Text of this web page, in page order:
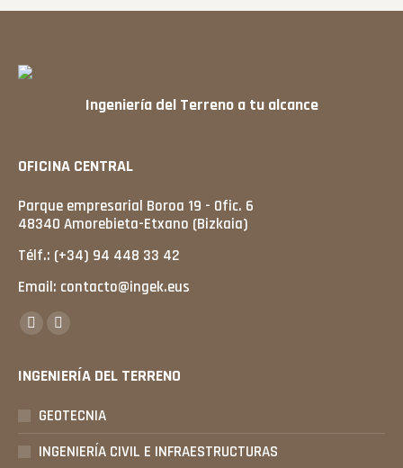
Ingeniería del Terreno a tu alcance
OFICINA CENTRAL
Parque empresarial Boroa 19 - Ofic. 6
48340 Amorebieta-Etxano (Bizkaia)
Télf.: (+34) 94 448 33 42
Email: contacto@ingek.eus
Encuéntranos en:
X
se
en
una
LinkedIn
se
en
una
INGENIERÍA DEL TERRENO
GEOTECNIA
INGENIERÍA CIVIL E INFRAESTRUCTURAS